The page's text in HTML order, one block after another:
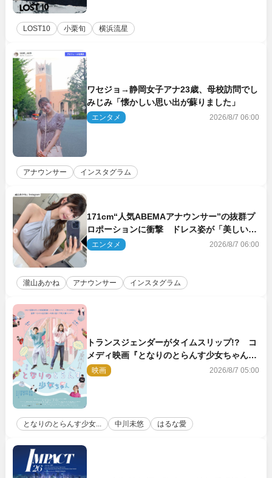
LOST10 小栗旬 横浜流星
ワセジョ→静岡女子アナ23歳、母校訪問でし
みじみ「懐かしい思い出が蘇りました」
エンタメ 2026/8/7 06:00
アナウンサー インスタグラム
171cm“人気ABEMAアナウンサー”の抜群プ
ロポーションに衝撃 ドレス姿が「美しい」
「品がありすぎる」
エンタメ 2026/8/7 06:00
瀧山あかね アナウンサー インスタグラム
トランスジェンダーがタイムスリップ!? コ
メディ映画『となりのとらんす少女ちゃん』
11.7公開決定
映画 2026/8/7 05:00
となりのとらんす少女... 中川未悠 はるな愛